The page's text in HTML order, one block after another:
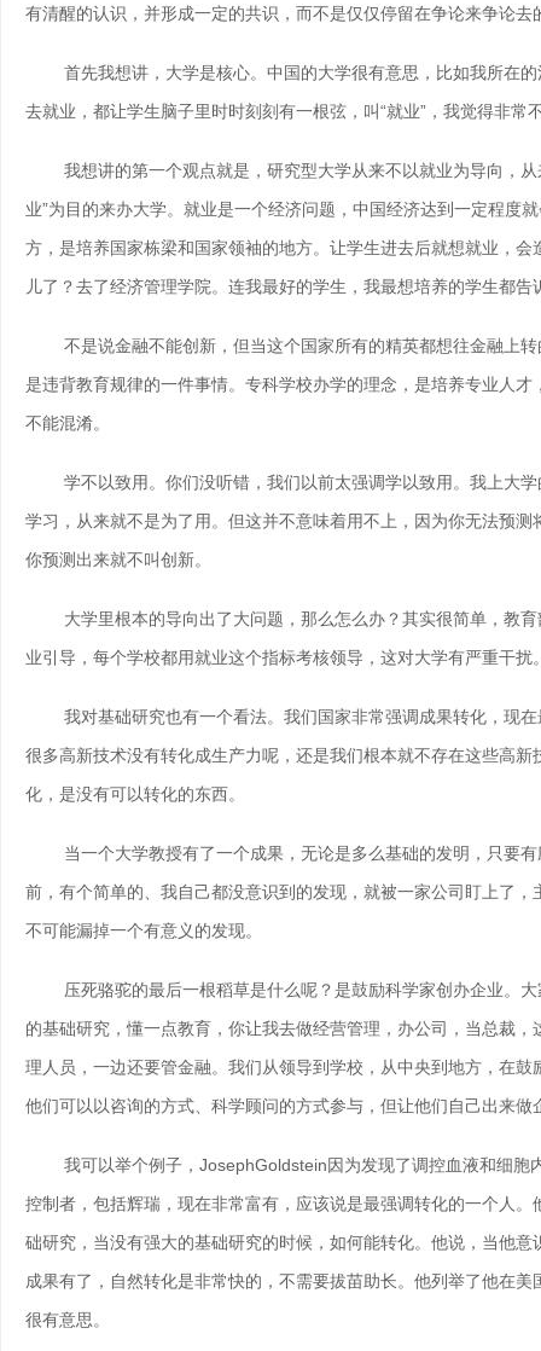
有清醒的认识，并形成一定的共识，而不是仅仅停留在争论来争论去
首先我想讲，大学是核心。中国的大学很有意思，比如我所在的
去就业，都让学生脑子里时时刻刻有一根弦，叫“就业”，我觉得非常
我想讲的第一个观点就是，研究型大学从来不以就业为导向，从
业”为目的来办大学。就业是一个经济问题，中国经济达到一定程度
方，是培养国家栋梁和国家领袖的地方。让学生进去后就想就业，
儿了？去了经济管理学院。连我最好的学生，我最想培养的学生都
不是说金融不能创新，但当这个国家所有的精英都想往金融上转
是违背教育规律的一件事情。专科学校办学的理念，是培养专业人
不能混淆。
学不以致用。你们没听错，我们以前太强调学以致用。我上大学
学习，从来就不是为了用。但这并不意味着用不上，因为你无法预
你预测出来就不叫创新。
大学里根本的导向出了大问题，那么怎么办？其实很简单，教育
业引导，每个学校都用就业这个指标考核领导，这对大学有严重干扰
我对基础研究也有一个看法。我们国家非常强调成果转化，现在
很多高新技术没有转化成生产力呢，还是我们根本就不存在这些高
化，是没有可以转化的东西。
当一个大学教授有了一个成果，无论是多么基础的发明，只要有
前，有个简单的、我自己都没意识到的发现，就被一家公司盯上了
不可能漏掉一个有意义的发现。
压死骆驼的最后一根稻草是什么呢？是鼓励科学家创办企业。大
的基础研究，懂一点教育，你让我去做经营管理，办公司，当总裁
理人员，一边还要管金融。我们从领导到学校，从中央到地方，在
他们可以以咨询的方式、科学顾问的方式参与，但让他们自己出来
我可以举个例子，JosephGoldstein因为发现了调控血液和细胞
控制者，包括辉瑞，现在非常富有，应该说是最强调转化的一个人
础研究，当没有强大的基础研究的时候，如何能转化。他说，当他
成果有了，自然转化是非常快的，不需要拔苗助长。他列举了他在
很有意思。